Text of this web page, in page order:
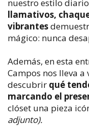
nuestro estilo
llamativos,
vibrantes
mágico: nunca
Además, en esta
Campos nos lleva
descubrir qué
marcando el
clóset una pieza
adjunto).